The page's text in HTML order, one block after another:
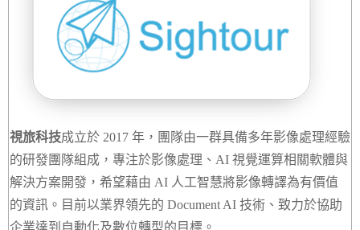
視旅科技成立於 2017 年，團隊由一群具備多年影像處理經驗
的研發團隊組成，專注於影像處理、AI 視覺運算相關軟體與
解決方案開發，希望藉由 AI 人工智慧將影像轉譯為有價值
的資訊。目前以業界領先的 Document AI 技術、致力於協助
企業達到自動化及數位轉型的目標。